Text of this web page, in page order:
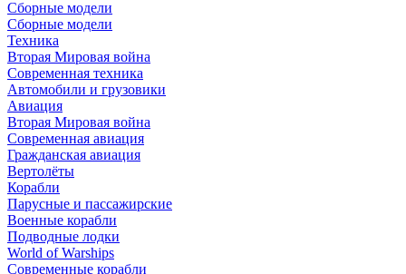
Сборные модели
Сборные модели
Техника
Вторая Мировая война
Современная техника
Автомобили и грузовики
Авиация
Вторая Мировая война
Современная авиация
Гражданская авиация
Вертолёты
Корабли
Парусные и пассажирские
Военные корабли
Подводные лодки
World of Warships
Современные корабли